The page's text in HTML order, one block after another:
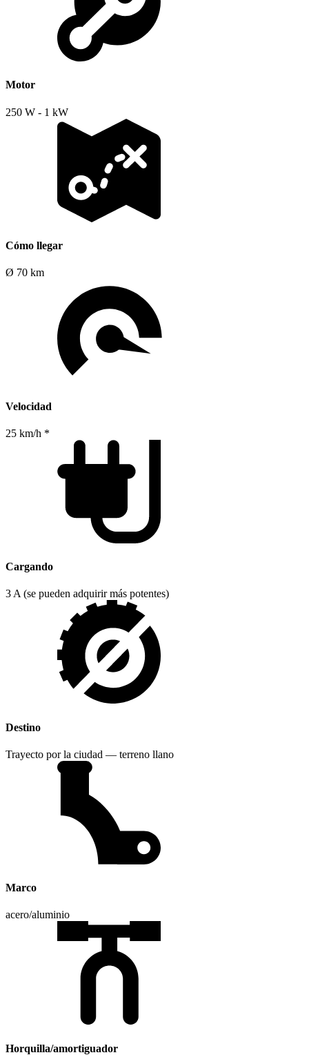
Motor
250 W - 1 kW
Cómo llegar
Ø 70 km
Velocidad
25 km/h *
Cargando
3 A (se pueden adquirir más potentes)
Destino
Trayecto por la ciudad — terreno llano
Marco
acero/aluminio
Horquilla/amortiguador